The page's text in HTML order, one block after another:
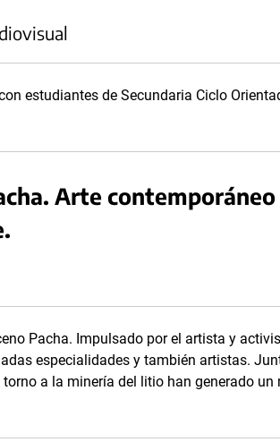
estudiantes de Secundaria Ciclo
Arte
Pacha. Impulsado por el artista y
especialidades y también artistas.
a la minería del litio han generado